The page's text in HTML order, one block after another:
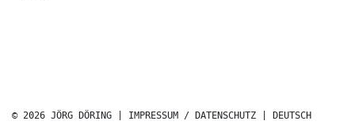
© 2026 JÖRG DÖRING | IMPRESSUM / DATENSCHUTZ DEUTSCH